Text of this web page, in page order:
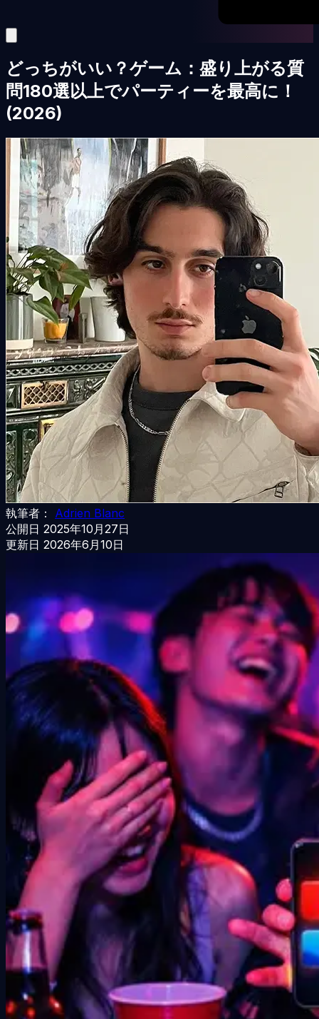
どっちがいい？ゲーム：盛り上がる質
問180選以上でパーティーを最高に！
(2026)
執筆者：
Adrien Blanc
公開日 2025年10月27日
更新日 2026年6月10日